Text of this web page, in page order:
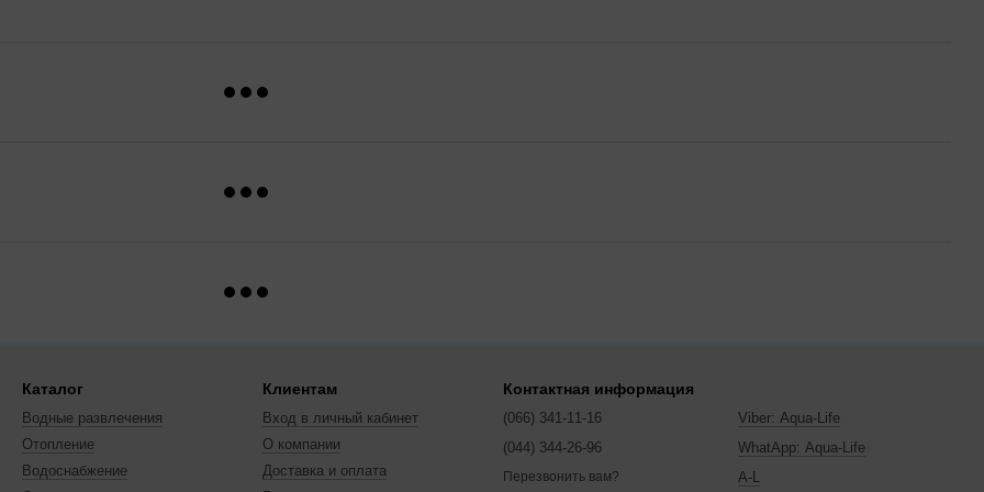
Каталог
Водные развлечения
Отопление
Водоснабжение
Клиентам
Вход в личный кабинет
О компании
Доставка и оплата
Контактная информация
(066) 341-11-16
(044) 344-26-96
Перезвонить вам?
Viber: Aqua-Life
WhatApp: Aqua-Life
A-L